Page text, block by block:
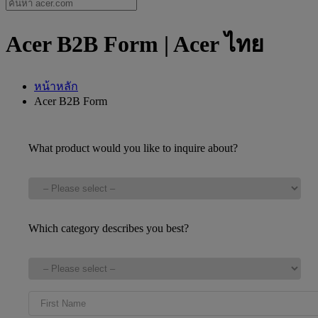
Acer B2B Form | Acer ไทย
หน้าหลัก
Acer B2B Form
What product would you like to inquire about?
Which category describes you best?